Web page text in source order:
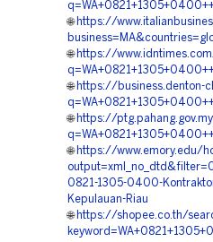
🌐 https://
🌐 https://
🌐 https://business.denton-
🌐 https://
🌐 https://www.emory.edu/
0821-1305-0400-
Kepulauan-Riau
🌐 https://shopee.co.th/